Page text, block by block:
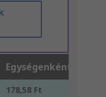
Egységenként*
178,58 Ft